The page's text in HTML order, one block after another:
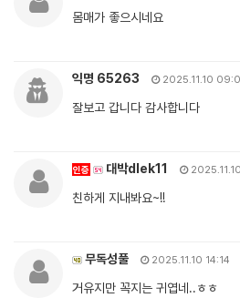
몸매가 좋으시네요
익명 65263 2025.11.10
잘보고 갑니다 감사합니다
인증 대박dlek11
친하게 지내봐요~!!
무독성풀 2025.11.10 14:14
거유지만 꼭지는 귀엽네..ㅎㅎ